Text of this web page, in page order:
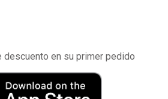
descuento en su primer pedido